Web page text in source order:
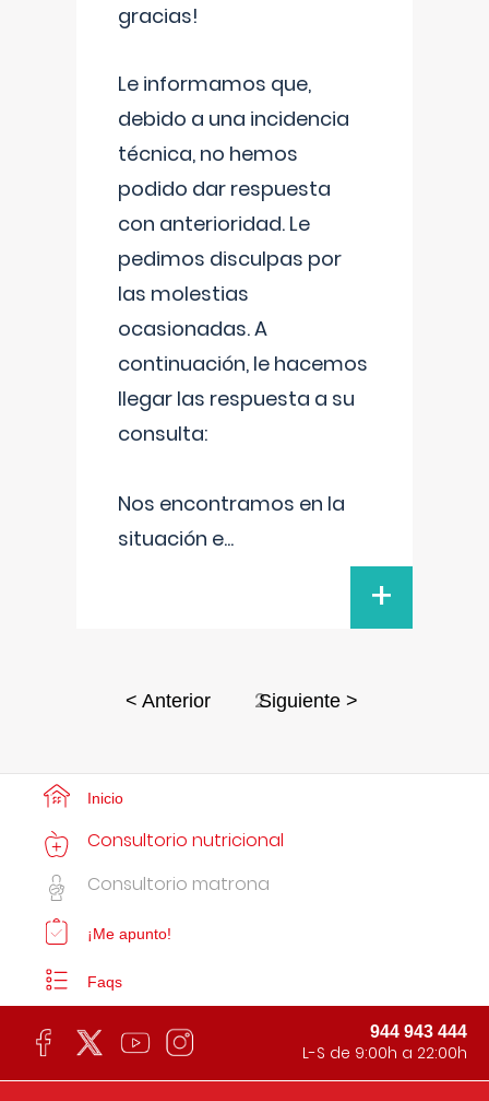
gracias!
Le informamos que,
debido a una incidencia
técnica, no hemos
podido dar respuesta
con anterioridad. Le
pedimos disculpas por
las molestias
ocasionadas. A
continuación, le hacemos
llegar las respuesta a su
consulta:
Nos encontramos en la
situación e...
+
< Anterior 2Siguiente >
Inicio
Consultorio nutricional
Consultorio matrona
¡Me apunto!
Faqs
944 943 444
L-S de 9:00h a 22:00h